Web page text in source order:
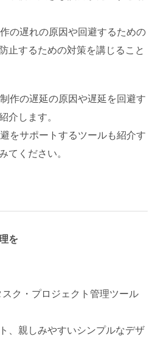
の遅れの原因や回避するための
止するための対策を講じること
作の遅延の原因や遅延を回避す
介します。
をサポートするツールも紹介す
てください。
を
ク・プロジェクト管理ツール
、親しみやすいシンプルなデザ